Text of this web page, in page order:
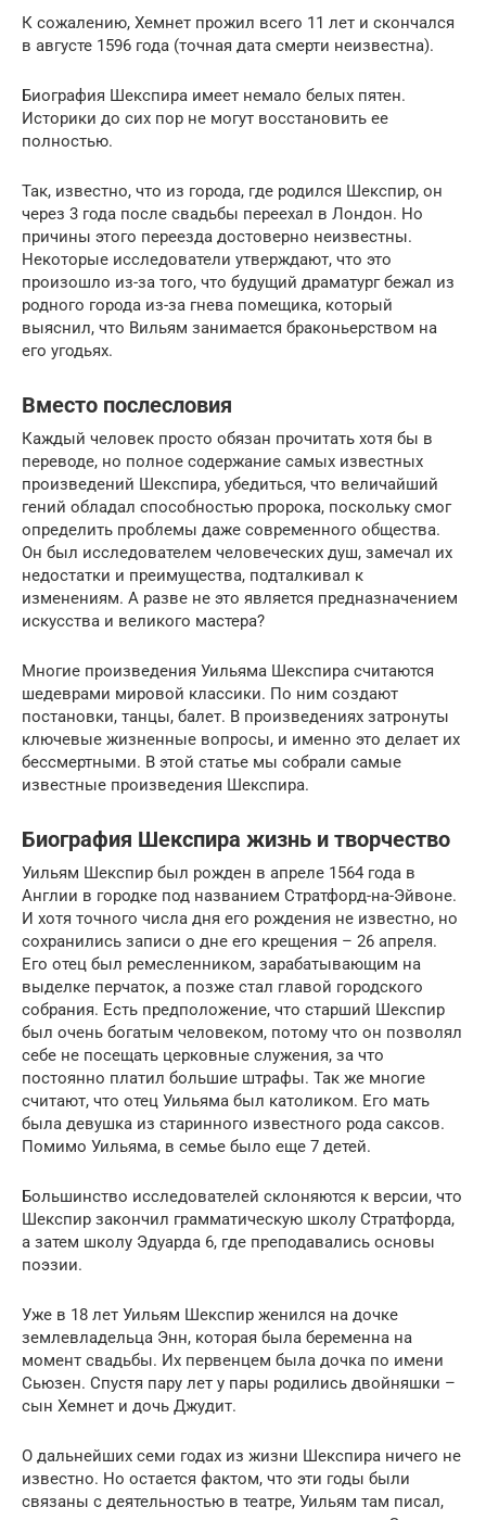
К сожалению, Хемнет прожил всего 11 лет и скончался
в августе 1596 года (точная дата смерти неизвестна).
Биография Шекспира имеет немало белых пятен.
Историки до сих пор не могут восстановить ее
полностью.
Так, известно, что из города, где родился Шекспир, он
через 3 года после свадьбы переехал в Лондон. Но
причины этого переезда достоверно неизвестны.
Некоторые исследователи утверждают, что это
произошло из-за того, что будущий драматург бежал из
родного города из-за гнева помещика, который
выяснил, что Вильям занимается браконьерством на
его угодьях.
Вместо послесловия
Каждый человек просто обязан прочитать хотя бы в
переводе, но полное содержание самых известных
произведений Шекспира, убедиться, что величайший
гений обладал способностью пророка, поскольку смог
определить проблемы даже современного общества.
Он был исследователем человеческих душ, замечал их
недостатки и преимущества, подталкивал к
изменениям. А разве не это является предназначением
искусства и великого мастера?
Многие произведения Уильяма Шекспира считаются
шедеврами мировой классики. По ним создают
постановки, танцы, балет. В произведениях затронуты
ключевые жизненные вопросы, и именно это делает их
бессмертными. В этой статье мы собрали самые
известные произведения Шекспира.
Биография Шекспира жизнь и творчество
Уильям Шекспир был рожден в апреле 1564 года в
Англии в городке под названием Стратфорд-на-Эйвоне.
И хотя точного числа дня его рождения не известно, но
сохранились записи о дне его крещения – 26 апреля.
Его отец был ремесленником, зарабатывающим на
выделке перчаток, а позже стал главой городского
собрания. Есть предположение, что старший Шекспир
был очень богатым человеком, потому что он позволял
себе не посещать церковные служения, за что
постоянно платил большие штрафы. Так же многие
считают, что отец Уильяма был католиком. Его мать
была девушка из старинного известного рода саксов.
Помимо Уильяма, в семье было еще 7 детей.
Большинство исследователей склоняются к версии, что
Шекспир закончил грамматическую школу Стратфорда,
а затем школу Эдуарда 6, где преподавались основы
поэзии.
Уже в 18 лет Уильям Шекспир женился на дочке
землевладельца Энн, которая была беременна на
момент свадьбы. Их первенцем была дочка по имени
Сьюзен. Спустя пару лет у пары родились двойняшки –
сын Хемнет и дочь Джудит.
О дальнейших семи годах из жизни Шекспира ничего не
известно. Но остается фактом, что эти годы были
связаны с деятельностью в театре, Уильям там писал,